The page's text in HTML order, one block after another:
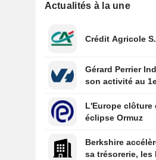
Actualités à la une
Crédit Agricole
Gérard Perrier
son activité au
L'Europe clôture
éclipse Ormuz
Berkshire
sa trésorerie,